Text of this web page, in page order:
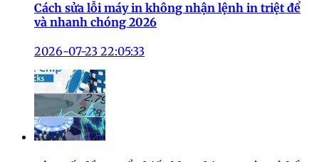
Cách sửa lỗi máy in không nhận lệnh in triệt để
và nhanh chóng 2026
2026-07-23 22:05:33